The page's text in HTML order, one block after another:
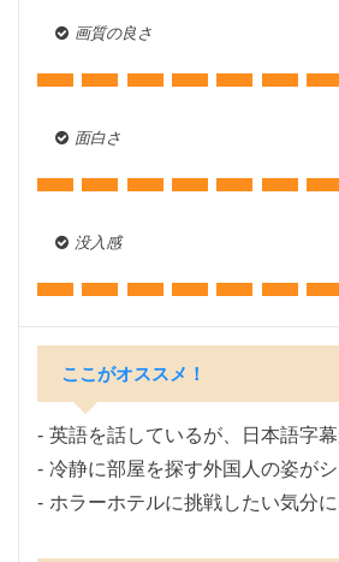
画質の良さ
面白さ
没入感
ここがオススメ！
英語を話しているが、日本語字幕
冷静に部屋を探す外国人の姿が
ホラーホテルに挑戦したい気分